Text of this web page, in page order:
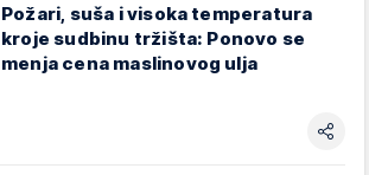
Požari, suša i visoka temperatura
kroje sudbinu tržišta: Ponovo se
menja cena maslinovog ulja